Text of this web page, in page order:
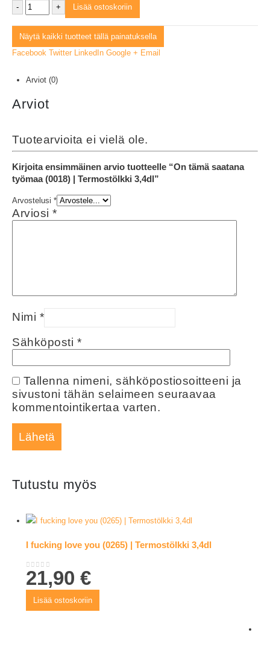
- + Lisää ostoskoriin
Näytä kaikki tuotteet tällä painatuksella
Facebook Twitter LinkedIn Google + Email
Arviot (0)
Arviot
Tuotearvioita ei vielä ole.
Kirjoita ensimmäinen arvio tuotteelle “On tämä saatana
työmaa (0018) | Termostölkki 3,4dl”
Arvostelusi *
Arviosi *
Nimi *
Sähköposti *
Tallenna nimeni, sähköpostiosoitteeni ja
sivustoni tähän selaimeen seuraavaa
kommentointikertaa varten.
Tutustu myös
I fucking love you (0265) | Termostölkki 3,4dl
0out of 5
21,90€
Lisää ostoskoriin